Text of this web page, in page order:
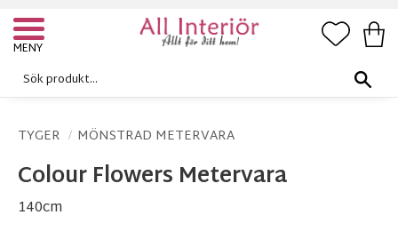
Meny
TYGER MÖNSTRAD METERVARA
Colour Flowers Metervara
140cm